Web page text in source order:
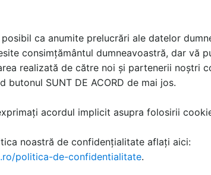
de referinta EQUITONE LINEA. Pentru
Multi
ca anumite prelucrări ale datelor
consimțământul dumneavoastră, dar vă
realizată de către noi și partenerii noștri
butonul SUNT DE ACORD de mai jos.
acordul implicit asupra folosirii
noastră de confidențialitate aflați aici:
politica-de-confidentialitate.